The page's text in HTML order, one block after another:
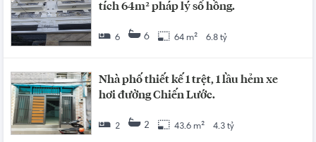
tích 64m² pháp lý sổ hồng.
6 6 64 m² 6.8 tỷ
Nhà phố thiết kế 1 trệt, 1 lầu hẻm xe
hơi đường Chiến Lước.
2 2 43.6 m² 4.3 tỷ